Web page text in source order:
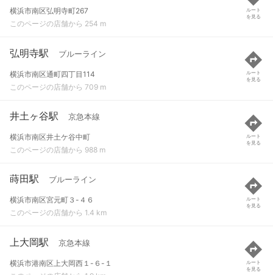
横浜市南区弘明寺町267
このページの店舗から 254 m
ルート
を見る
弘明寺駅 ブルーライン
横浜市南区通町四丁目114
このページの店舗から 709 m
ルート
を見る
井土ヶ谷駅 京急本線
横浜市南区井土ケ谷中町
このページの店舗から 988 m
ルート
を見る
蒔田駅 ブルーライン
横浜市南区宮元町３-４６
このページの店舗から 1.4 km
ルート
を見る
上大岡駅 京急本線
横浜市港南区上大岡西１-６-１
ルート
を見る